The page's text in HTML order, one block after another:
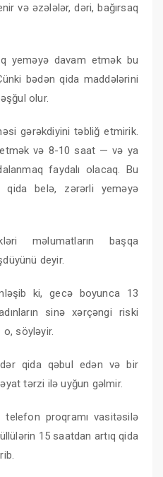
və əzələlər, dəri, bağırsaq
yeməyə davam etmək bu
bədən qida maddələrini
olur.
gərəkdiyini təbliğ etmirik.
və 8-10 saat — və ya
faydalı olacaq. Bu
qida belə, zərərli yeməyə
məlumatların başqa
deyir.
ki, gecə boyunca 13
sinə xərçəngi riski
o, söyləyir.
qida qəbul edən və bir
tərzi ilə uyğun gəlmir.
proqramı vasitəsilə
15 saatdan artıq qida